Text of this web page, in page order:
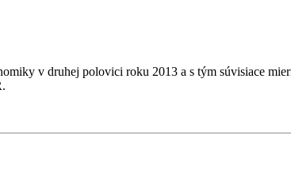
v druhej polovici roku 2013 a s tým súvisiace